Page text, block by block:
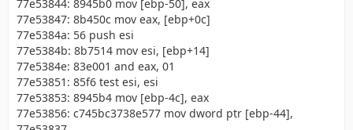
77e53844: 8945b0 mov [ebp-50], eax
77e53847: 8b450c mov eax, [ebp+0c]
77e5384a: 56 push esi
77e5384b: 8b7514 mov esi, [ebp+14]
77e5384e: 83e001 and eax, 01
77e53851: 85f6 test esi, esi
77e53853: 8945b4 mov [ebp-4c], eax
77e53856: c745bc3738e577 mov dword ptr [ebp-44],